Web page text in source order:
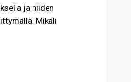
ja niiden
Mikäli